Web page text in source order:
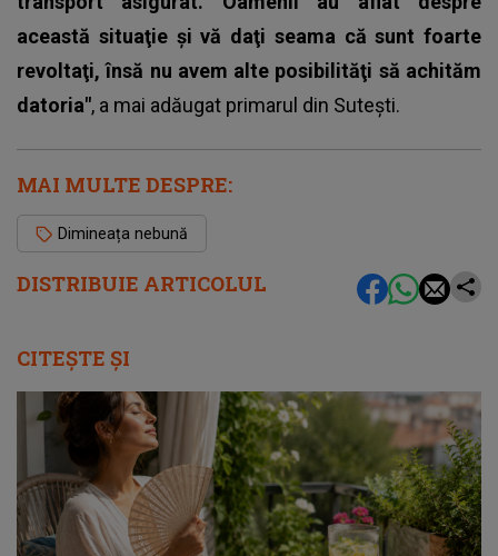
DISTRIBUIE ARTICOLUL
această situaţie şi vă daţi seama că sunt foarte
revoltaţi, însă nu avem alte posibilităţi să achităm
datoria", a mai adăugat primarul din Suteşti.
MAI MULTE DESPRE:
Dimineața nebună
CITEȘTE ȘI